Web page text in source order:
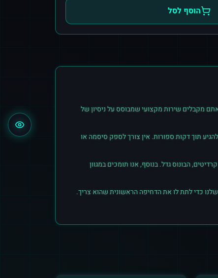
הוסף לסל
מקבלים שירות מקצועי שמבוסס על ניסיון של
תוך דקות ספורות. אין צורך לספק סיסמה או
הבונוס גדל. בנוסף, אנו תומכים במגוון
שלנו כדי לתת לו את הדחיפה הראשונית שהוא צריך.